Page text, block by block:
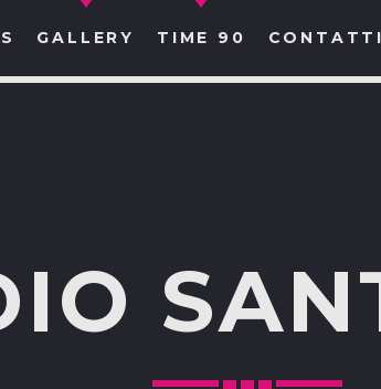
GALLERY TIME 90 CONTATTI